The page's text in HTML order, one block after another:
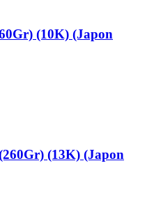
(10K) (Japon
(13K) (Japon